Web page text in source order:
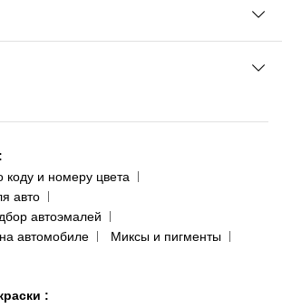
№40)
:
коду и номеру цвета
авто
автоэмалей
автомобиле
Миксы и пигменты
: